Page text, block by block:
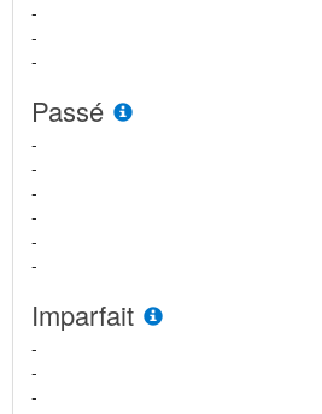
-
-
-
Passé
-
-
-
-
-
-
Imparfait
-
-
-